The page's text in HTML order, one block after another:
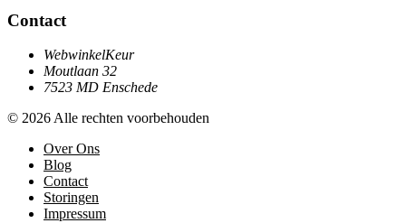
Contact
WebwinkelKeur
Moutlaan 32
7523 MD Enschede
© 2026 Alle rechten voorbehouden
Over Ons
Blog
Contact
Storingen
Impressum